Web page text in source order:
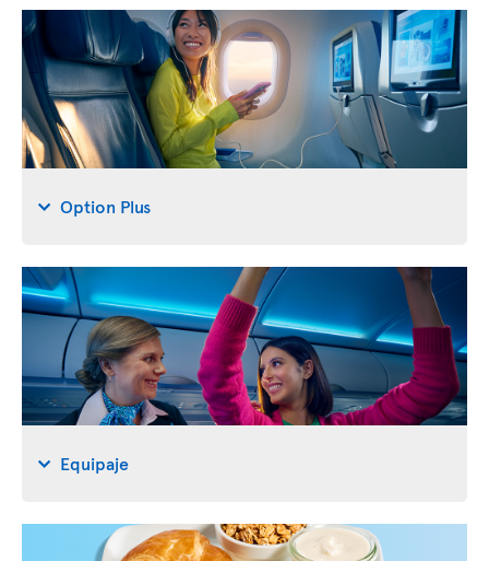
Option Plus
Equipaje